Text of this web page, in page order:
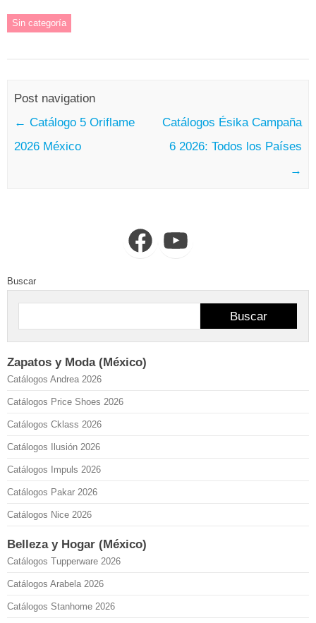
Sin categoría
Post navigation
← Catálogo 5 Oriflame
2026 México
Catálogos Ésika Campaña
6 2026: Todos los Países
→
FacebookYouTube
Buscar
Buscar
Zapatos y Moda (México)
Catálogos Andrea 2026
Catálogos Price Shoes 2026
Catálogos Cklass 2026
Catálogos Ilusión 2026
Catálogos Impuls 2026
Catálogos Pakar 2026
Catálogos Nice 2026
Belleza y Hogar (México)
Catálogos Tupperware 2026
Catálogos Arabela 2026
Catálogos Stanhome 2026